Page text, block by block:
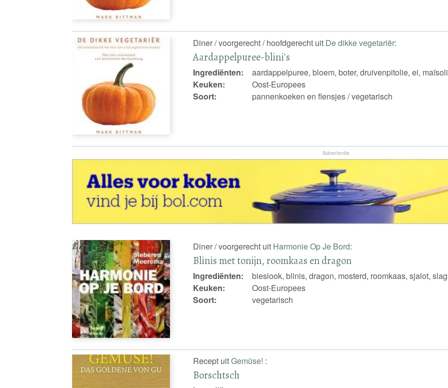
Diner / voorgerecht / hoofdgerecht uit De dikke vegetariër:
Aardappelpuree-blini's
Ingrediënten:
aardappelpuree, bloem, boter, druivenpitolie, ei,
Keuken:
Oost-Europees
Soort:
pannenkoeken en flensjes / vegetarisch
Advertentie
Diner / voorgerecht uit Harmonie Op Je Bord:
Blinis met tonijn, roomkaas en dragon
Ingrediënten:
bieslook, blinis, dragon, mosterd, roomkaas, sjalot,
Keuken:
Oost-Europees
Soort:
vegetarisch
Recept uitGemüse! :
Borschtsch